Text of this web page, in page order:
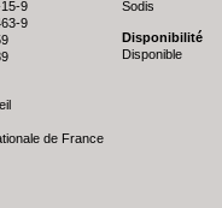
9
9
de France
Sodis
Disponibilité
Disponible